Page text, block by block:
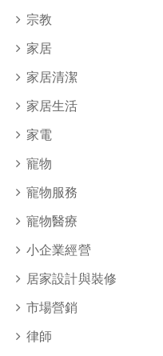
宗教
家居
家居清潔
家居生活
家電
寵物
寵物服務
寵物醫療
小企業經營
居家設計與裝修
市場營銷
律師